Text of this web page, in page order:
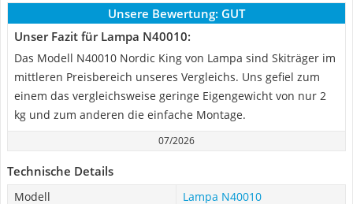
Unsere Bewertung: GUT
Unser Fazit für Lampa N40010:
Das Modell N40010 Nordic King von Lampa sind Skiträger im
mittleren Preisbereich unseres Vergleichs. Uns gefiel zum
einem das vergleichsweise geringe Eigengewicht von nur 2
kg und zum anderen die einfache Montage.
07/2026
Technische Details
Modell Lampa N40010